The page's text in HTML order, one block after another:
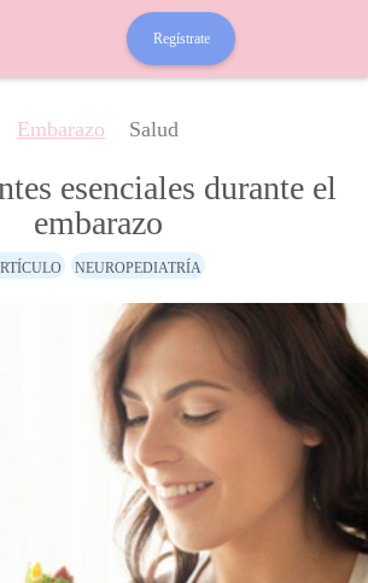
Regístrate
Embarazo Salud
esenciales durante el
embarazo
NEUROPEDIATRÍA